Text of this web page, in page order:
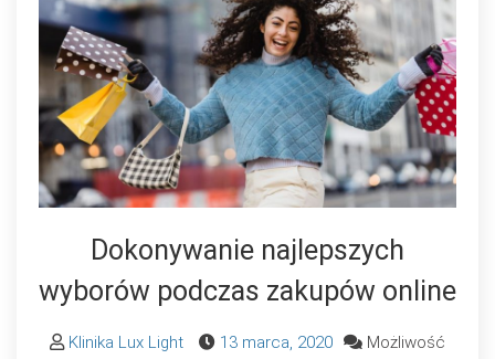
Dokonywanie najlepszych
wyborów podczas zakupów online
Klinika Lux Light 13 marca, 2020
Możliwość